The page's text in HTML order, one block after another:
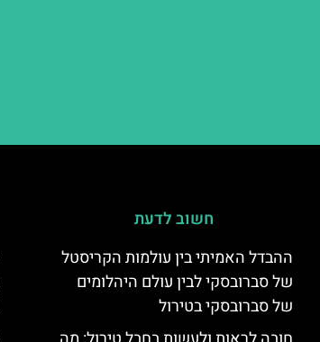
חשוב לדעת
ההבדל האמיתי בין עולמות הקריסטל
של סברובסקי לבין עולם היהלומים
של סברובסקי בטירול